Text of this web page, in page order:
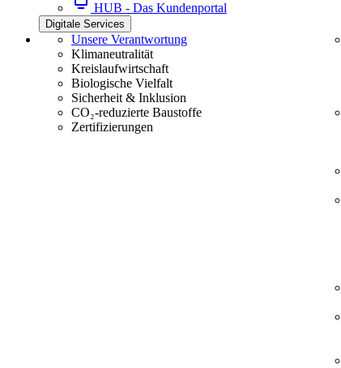
HUB - Das Kundenportal
Digitale Services
Unsere Verantwortung
Klimaneutralität
Kreislaufwirtschaft
Biologische Vielfalt
Sicherheit & Inklusion
CO₂-reduzierte Baustoffe
Zertifizierungen